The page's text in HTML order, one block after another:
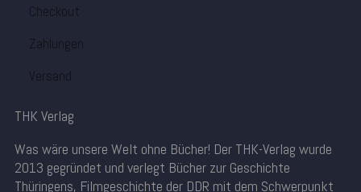
Checkout
Zahlungen
Versand
THK Verlag
Was wäre unsere Welt ohne Bücher! Der THK-Verlag wurde
2013 gegründet und verlegt Bücher zur Geschichte
Thüringens, Filmgeschichte der DDR mit dem Schwerpunkt